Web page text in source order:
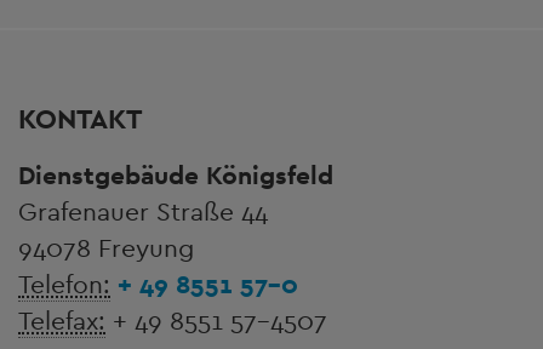
KONTAKT
Dienstgebäude Königsfeld
Grafenauer Straße 44
94078 Freyung
Telefon: + 49 8551 57-0
Telefax: + 49 8551 57-4507